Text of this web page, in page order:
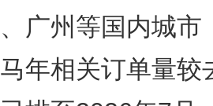
广州等国内城市
年相关订单量较